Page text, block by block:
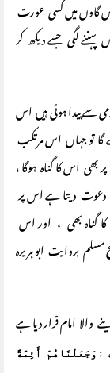
گاوں میں کسی عورت
لگی جسے دیکھ کر
سے پیدا ہوئی ہیں اس
تو جہاں اس مرتکب
اس کا گناہ ہوگا ،
دیتا ہے اس پر
گناہ بھی ، اور اس
بروایت ابو ہریرہ
امام قرار دیا ہے
: وَجَعَلْنَاهُمْ أَئِمَّةً